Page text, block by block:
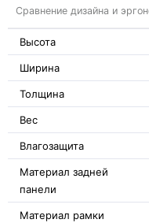
Сравнение дизайна и
Высота
Ширина
Толщина
Вес
Влагозащита
Материал задней
панели
Материал рамки